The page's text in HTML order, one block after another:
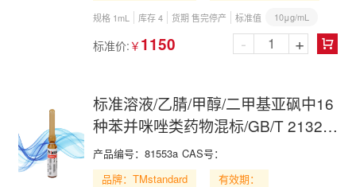
规格 1mL 库存 4 货期 售完停产 标准值 10μg/mL
标准价: ￥ 1150 
- +
标准溶液/乙腈/甲醇/二甲基亚砜中16
种苯并咪唑类药物混标/GB/T 21324-
2007/16 Benzimidazole Mix in
Acetonitrile,Methanol and DMSO
产品编号： 81553a CAS号：
品牌：TMstandard
有效期：